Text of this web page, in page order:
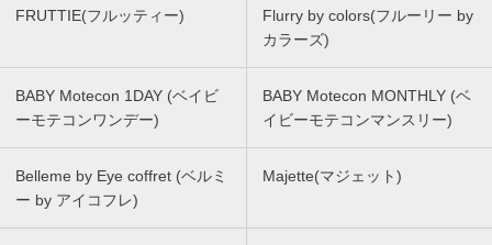
FRUTTIE(フルッティー)
Flurry by colors(フルーリー by
カラーズ)
BABY Motecon 1DAY (ベイビ
ーモテコンワンデー)
BABY Motecon MONTHLY (ベ
イビーモテコンマンスリー)
Belleme by Eye coffret (ベルミ
ー by アイコフレ)
Majette(マジェット)